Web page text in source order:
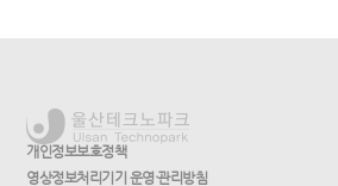
개인정보보호정책
영상정보처리기기 운영·관리방침